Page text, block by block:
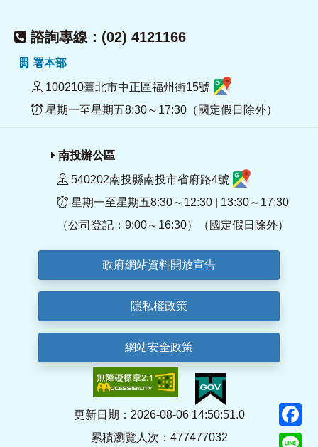
諮詢專線：(02) 4121166
署本部
100210臺北市中正區福州街15號
星期一至星期五8:30～17:30（國定假日除外）
南投辦公區
540202南投縣南投市省府路4號
星期一至星期五8:30～12:30 | 13:30～17:30
（公司登記：9:00～16:30）（國定假日除外）
政府網站資料開放宣告
隱私權政策
網站安全政策
更新日期：2026-08-06 14:50:51.0
累積瀏覽人次：477477032